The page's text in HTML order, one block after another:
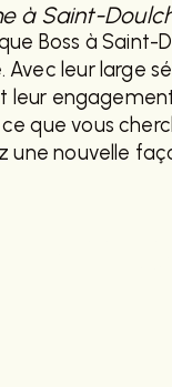
à Saint-
Boss à Saint-
Avec leur large
leur
que vous
une nouvelle